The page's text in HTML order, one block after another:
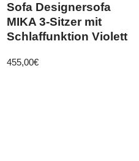
Sofa Designersofa
MIKA 3-Sitzer mit
Schlaffunktion Violett
455,00€